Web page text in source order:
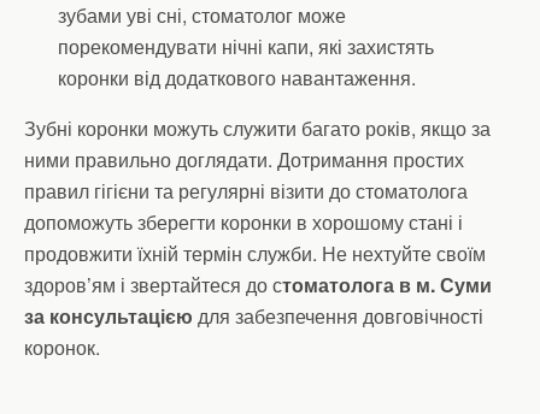
зубами уві сні, стоматолог може
порекомендувати нічні капи, які захистять
коронки від додаткового навантаження.
Зубні коронки можуть служити багато років, якщо за
ними правильно доглядати. Дотримання простих
правил гігієни та регулярні візити до стоматолога
допоможуть зберегти коронки в хорошому стані і
продовжити їхній термін служби. Не нехтуйте своїм
здоров’ям і звертайтеся до стоматолога в м. Суми
за консультацією для забезпечення довговічності
коронок.